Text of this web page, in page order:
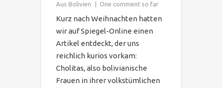
Aus Bolivien
One comment so far
Kurz nach Weihnachten hatten
wir auf Spiegel-Online einen
Artikel entdeckt, der uns
reichlich kurios vorkam:
Cholitas, also bolivianische
Frauen in ihrer volkstümlichen